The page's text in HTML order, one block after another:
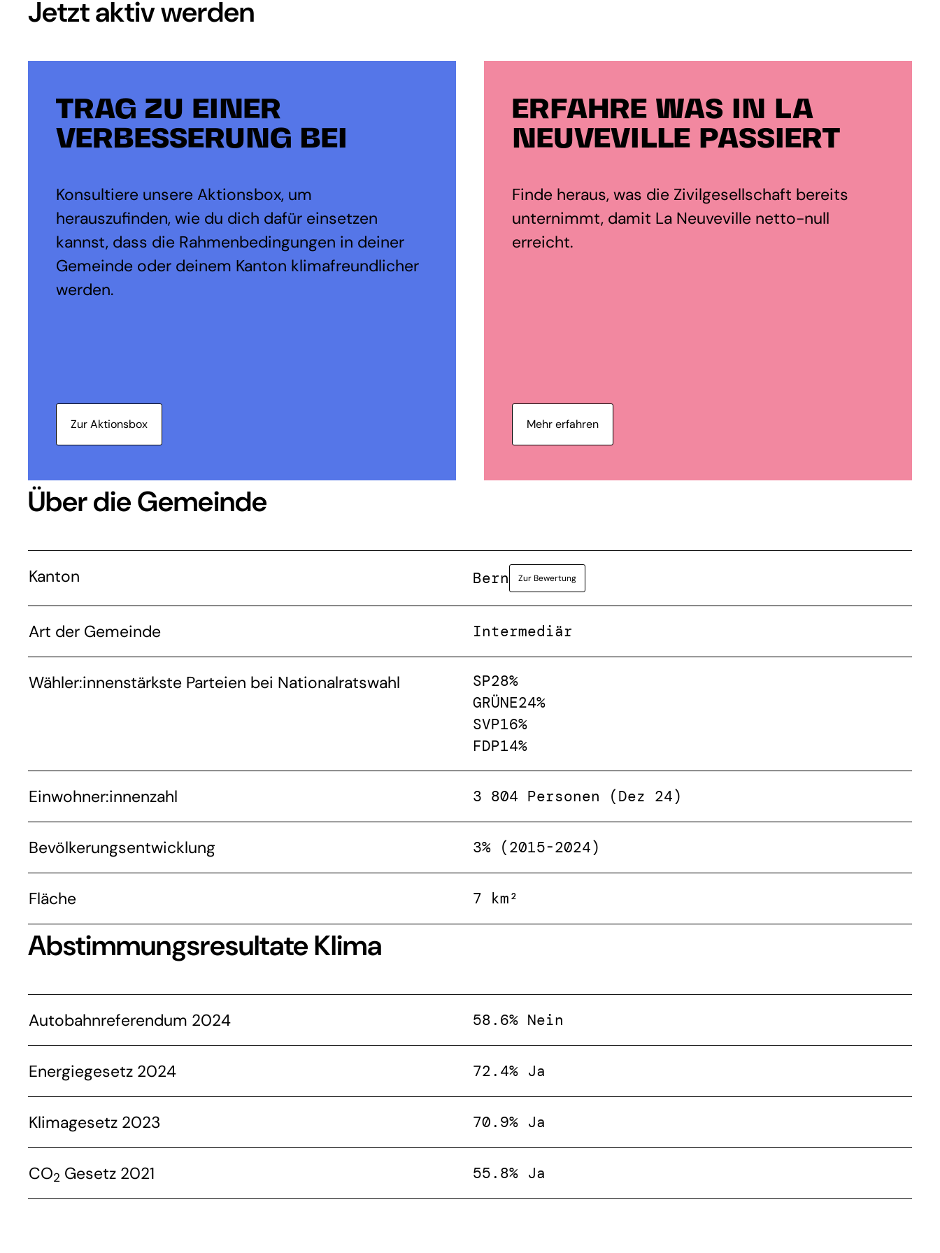
Jetzt aktiv werden
TRAG ZU EINER
VERBESSERUNG BEI
Konsultiere unsere Aktionsbox, um
herauszufinden, wie du dich dafür einsetzen
kannst, dass die Rahmenbedingungen in deiner
Gemeinde oder deinem Kanton klimafreundlicher
werden.
Zur Aktionsbox
ERFAHRE WAS IN LA
NEUVEVILLE PASSIERT
Finde heraus, was die Zivilgesellschaft bereits
unternimmt, damit La Neuveville netto-null
erreicht.
Mehr erfahren
Über die Gemeinde
Kanton Bern Zur Bewertung
Art der Gemeinde Intermediär
Wähler:innenstärkste Parteien bei Nationalratswahl SP28%
GRÜNE24%
SVP16%
FDP14%
Einwohner:innenzahl 3 804 Personen (Dez 24)
Bevölkerungsentwicklung 3% (2015-2024)
Fläche 7 km²
Abstimmungsresultate Klima
Autobahnreferendum 2024 58.6% Nein
Energiegesetz 2024 72.4% Ja
Klimagesetz 2023 70.9% Ja
CO2 Gesetz 2021 55.8% Ja